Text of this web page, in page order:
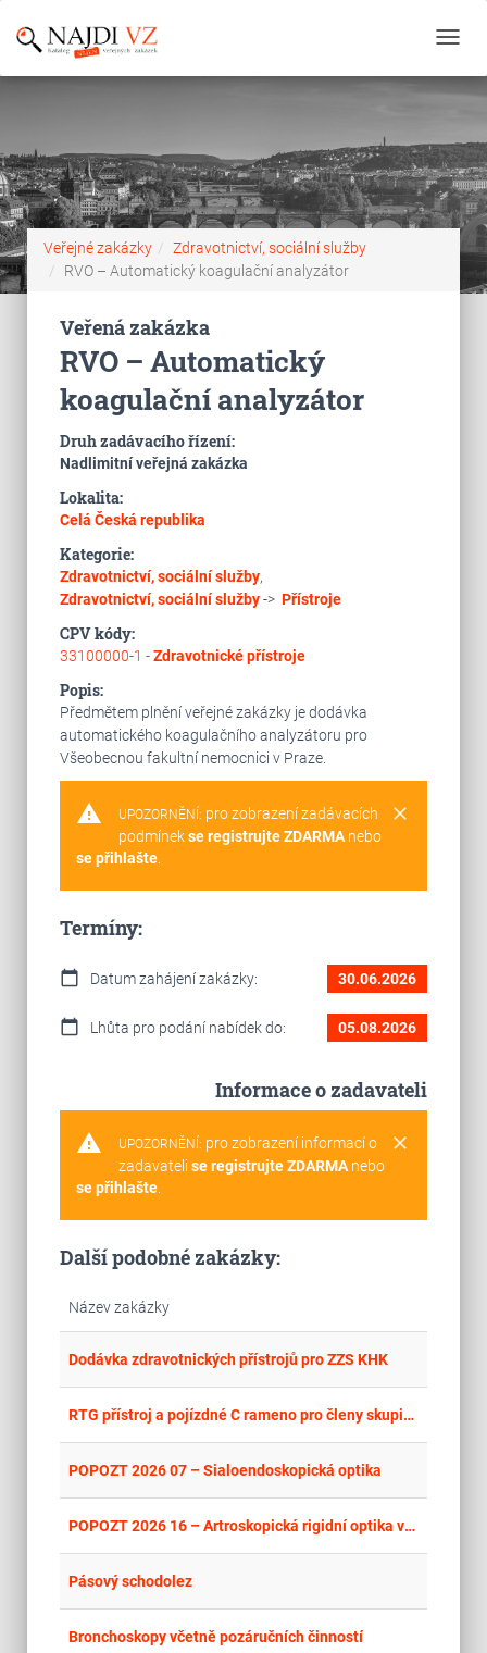
Veřejné zakázky
Zdravotnictví, sociální služby
RVO – Automatický koagulační analyzátor
Veřená zakázka
RVO – Automatický
koagulační analyzátor
Druh zadávacího řízení:
Nadlimitní veřejná zakázka
Lokalita:
Celá Česká republika
Kategorie:
Zdravotnictví, sociální služby,
Zdravotnictví, sociální služby-> Přístroje
CPV kódy:
33100000-1 -Zdravotnické přístroje
Popis:
Předmětem plnění veřejné zakázky je dodávka
automatického koagulačního analyzátoru pro
Všeobecnou fakultní nemocnici v Praze.
warning clear
UPOZORNĚNÍ: pro zobrazení zadávacích
podmínekse registrujte ZDARMAnebo
se přihlašte.
Termíny:
calendar_today Datum zahájení zakázky: 30.06.2026
calendar_today Lhůta pro podání nabídek do: 05.08.2026
Informace o zadavateli
warning clear
UPOZORNĚNÍ: pro zobrazení informací o
zadavateli se registrujte ZDARMAnebo
se přihlašte.
Další podobné zakázky:
Název zakázky
Dodávka zdravotnických přístrojů pro ZZS KHK
RTG přístroj a pojízdné C rameno pro členy skupiny AGEL
POPOZT 2026 07 – Sialoendoskopická optika
POPOZT 2026 16 – Artroskopická rigidní optika včetně dvou zavaděčů
Pásový schodolez
Bronchoskopy včetně pozáručních činností